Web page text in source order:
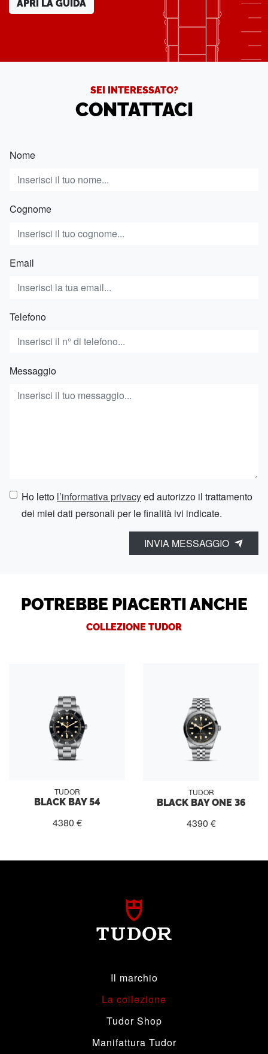
SEI INTERESSATO?
CONTATTACI
Nome
Cognome
Email
Telefono
Messaggio
Ho letto l’informativa privacyed autorizzo il trattamento
dei miei dati personali per le finalità ivi indicate.
INVIA MESSAGGIO
POTREBBE PIACERTI ANCHE
COLLEZIONE TUDOR
TUDOR
BLACK BAY 54
4380 €
TUDOR
BLACK BAY ONE 36
4390 €
Il marchio
La collezione
Tudor Shop
Manifattura Tudor